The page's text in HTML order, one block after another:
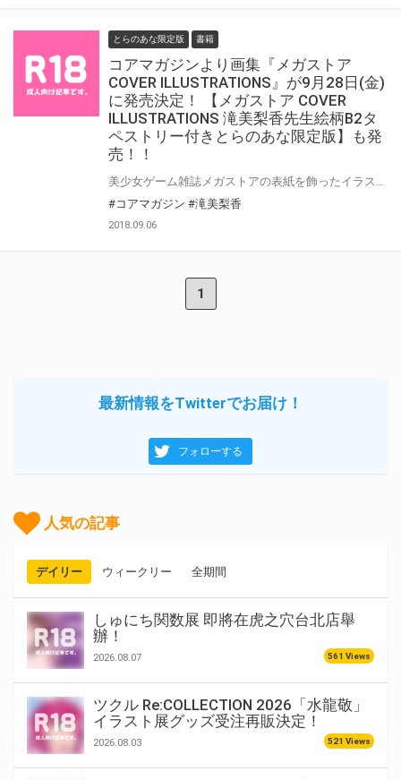
とらのあな限定版 書籍
コアマガジンより画集『メガストア
COVER ILLUSTRATIONS』が9月28日(金)
に発売決定！ 【メガストア COVER
ILLUSTRATIONS 滝美梨香先生絵柄B2タ
ペストリー付きとらのあな限定版】も発
売！！
#コアマガジン #滝美梨香
2018.09.06
1
最新情報をTwitterでお届け！
フォローする
人気の記事
デイリー ウィークリー 全期間
しゅにち関数展 即將在虎之穴台北店舉
辦！
2026.08.07 561 Views
ツクル Re:COLLECTION 2026「水龍敬」
イラスト展グッズ受注再販決定！
2026.08.03 521 Views